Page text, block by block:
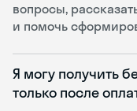
вопросы,
и помочь
Я могу получить
только после